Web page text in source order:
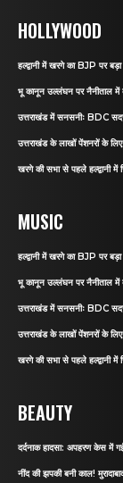
HOLLYWOOD
हल्द्वानी में खरगे का BJP पर बड़ा
भू कानून उल्लंघन पर नैनीताल में
उत्तराखंड में सनसनीः BDC
उत्तराखंड के लाखों पेंशनरों के
खरगे की सभा से पहले हल्द्वानी
MUSIC
हल्द्वानी में खरगे का BJP पर बड़ा
भू कानून उल्लंघन पर नैनीताल में
उत्तराखंड में सनसनीः BDC
उत्तराखंड के लाखों पेंशनरों के
खरगे की सभा से पहले हल्द्वानी
BEAUTY
दर्दनाक हादसा: अपहरण केस में
नींद की झपकी बनी काल!